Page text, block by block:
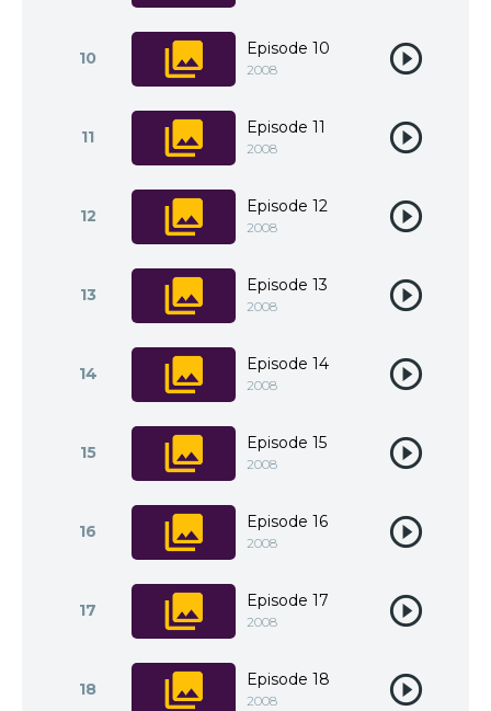
10 Episode 10
2008
11 Episode 11
2008
12 Episode 12
2008
13 Episode 13
2008
14 Episode 14
2008
15 Episode 15
2008
16 Episode 16
2008
17 Episode 17
2008
18 Episode 18
2008